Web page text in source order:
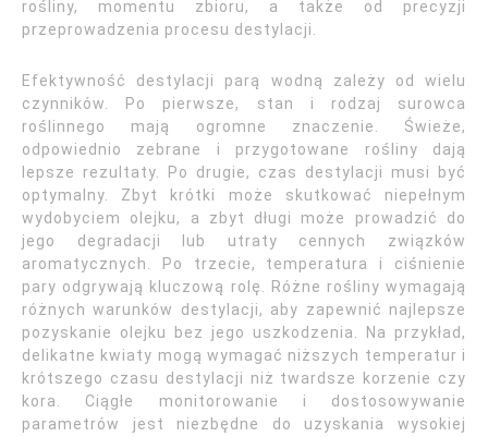
rośliny, momentu zbioru, a także od precyzji
przeprowadzenia procesu destylacji.
Efektywność destylacji parą wodną zależy od wielu
czynników. Po pierwsze, stan i rodzaj surowca
roślinnego mają ogromne znaczenie. Świeże,
odpowiednio zebrane i przygotowane rośliny dają
lepsze rezultaty. Po drugie, czas destylacji musi być
optymalny. Zbyt krótki może skutkować niepełnym
wydobyciem olejku, a zbyt długi może prowadzić do
jego degradacji lub utraty cennych związków
aromatycznych. Po trzecie, temperatura i ciśnienie
pary odgrywają kluczową rolę. Różne rośliny wymagają
różnych warunków destylacji, aby zapewnić najlepsze
pozyskanie olejku bez jego uszkodzenia. Na przykład,
delikatne kwiaty mogą wymagać niższych temperatur i
krótszego czasu destylacji niż twardsze korzenie czy
kora. Ciągłe monitorowanie i dostosowywanie
parametrów jest niezbędne do uzyskania wysokiej